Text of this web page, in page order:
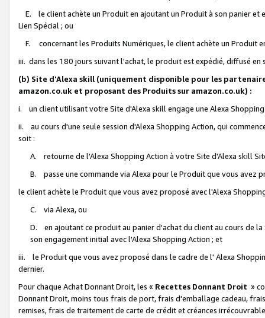
E. le client achète un Produit en ajoutant un Produit à son panier et
Lien Spécial ; ou
F. concernant les Produits Numériques, le client achète un Produit
iii. dans les 180 jours suivant l'achat, le produit est expédié, diffusé
(b) Site d'Alexa skill (uniquement disponible pour les
amazon.co.uk et proposant des Produits sur amazon.co.uk) :
i. un client utilisant votre Site d'Alexa skill engage une Alexa
ii. au cours d'une seule session d'Alexa Shopping Action, qui
soit :
A. retourne de l'Alexa Shopping Action à votre Site d'Alexa skill
B. passe une commande via Alexa pour le Produit que vous avez
le client achète le Produit que vous avez proposé avec l'Alexa
C. via Alexa, ou
D. en ajoutant ce produit au panier d'achat du client au cours de
son engagement initial avec l'Alexa Shopping Action ; et
iii. le Produit que vous avez proposé dans le cadre de l' Alexa
dernier.
Pour chaque Achat Donnant Droit, les « Recettes Donnant Droit »
Donnant Droit, moins tous frais de port, frais d'emballage cadeau,
remises, frais de traitement de carte de crédit et créances